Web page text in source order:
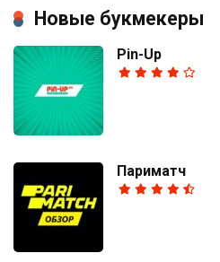
Новые букмекеры
Pin-Up
Париматч